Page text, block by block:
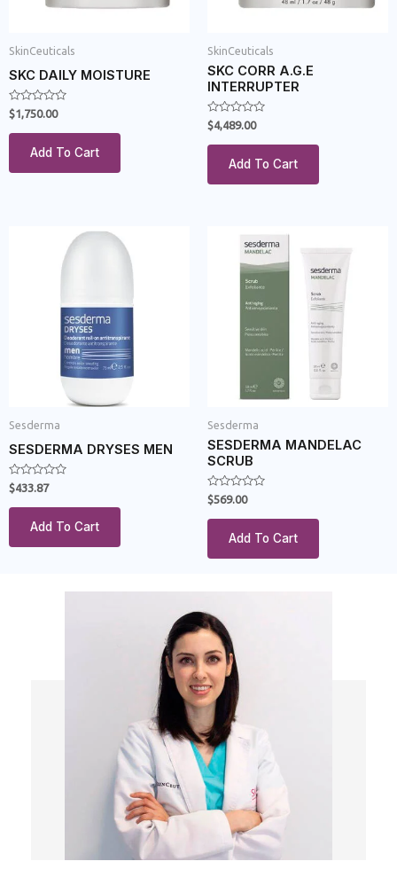
SkinCeuticals
SKC DAILY MOISTURE
Rated
0
out
$1,750.00
Add To Cart
SkinCeuticals
SKC CORR A.G.E
INTERRUPTER
Rated
0
out
$4,489.00
Add To Cart
Sesderma
SESDERMA DRYSES MEN
Rated
0
out
$433.87
Add To Cart
Sesderma
SESDERMA MANDELAC
SCRUB
Rated
0
out
$569.00
Add To Cart